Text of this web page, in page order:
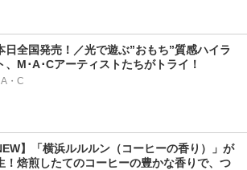
日全国発売！／光で遊ぶ”おもち”質感ハイラ
、M･A･Cアーティストたちがトライ！
・C
】「横浜ルルルン（コーヒーの香り）」が
！焙煎したてのコーヒーの豊かな香りで、つ